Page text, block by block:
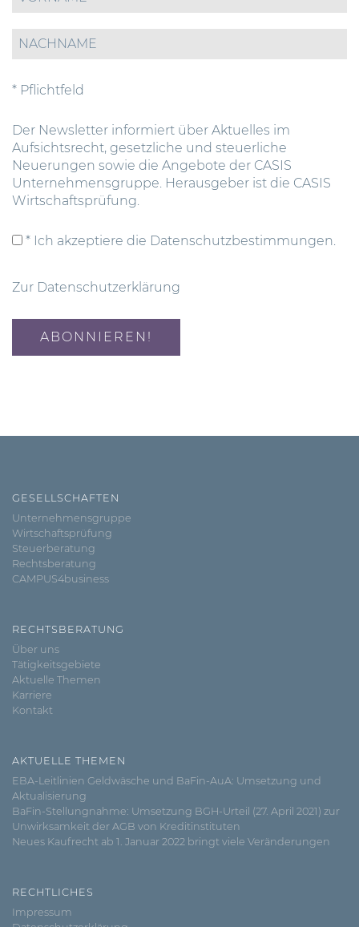
* Pflichtfeld
Der Newsletter informiert über Aktuelles im
Aufsichtsrecht, gesetzliche und steuerliche
Neuerungen sowie die Angebote der CASIS
Unternehmensgruppe. Herausgeber ist die CASIS
Wirtschaftsprüfung.
* Ich akzeptiere die Datenschutzbestimmungen.
Zur Datenschutzerklärung
GESELLSCHAFTEN
Unternehmensgruppe
Wirtschaftsprüfung
Steuerberatung
Rechtsberatung
CAMPUS4business
RECHTSBERATUNG
Über uns
Tätigkeitsgebiete
Aktuelle Themen
Karriere
Kontakt
AKTUELLE THEMEN
EBA-Leitlinien Geldwäsche und BaFin-AuA: Umsetzung und
Aktualisierung
BaFin-Stellungnahme: Umsetzung BGH-Urteil (27. April 2021) zur
Unwirksamkeit der AGB von Kreditinstituten
Neues Kaufrecht ab 1. Januar 2022 bringt viele Veränderungen
RECHTLICHES
Impressum